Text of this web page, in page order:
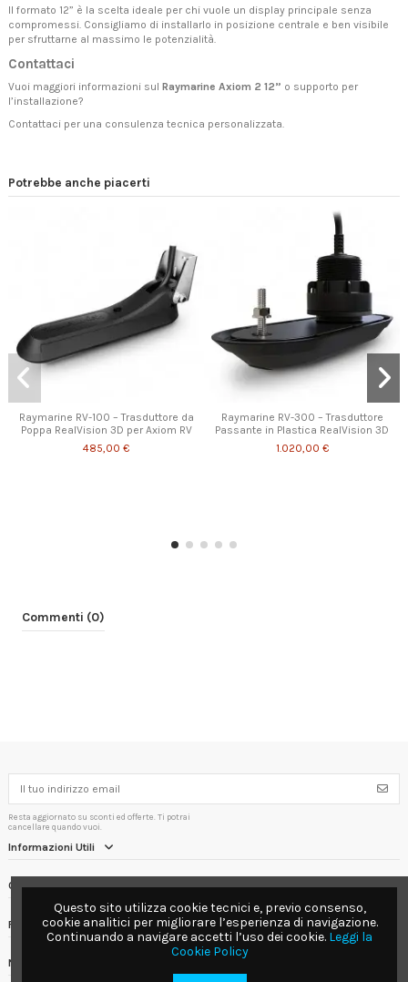
Il formato 12” è la scelta ideale per chi vuole un display principale senza
compromessi. Consigliamo di installarlo in posizione centrale e ben visibile
per sfruttarne al massimo le potenzialità.
Contattaci
Vuoi maggiori informazioni sul Raymarine Axiom 2 12” o supporto per
l’installazione?
Contattaci per una consulenza tecnica personalizzata.
Potrebbe anche piacerti
Raymarine RV-100 – Trasduttore da
Poppa RealVision 3D per Axiom RV
485,00 €
Raymarine RV-300 – Trasduttore
Passante in Plastica RealVision 3D
1.020,00 €
Commenti (0)
Resta aggiornato su sconti ed offerte. Ti potrai
cancellare quando vuoi.
Informazioni Utili
Contact us
Follow us
Newsletter
Questo sito utilizza cookie tecnici e, previo consenso,
cookie analitici per migliorare l’esperienza di navigazione.
Continuando a navigare accetti l’uso dei cookie. Leggi la
Cookie Policy